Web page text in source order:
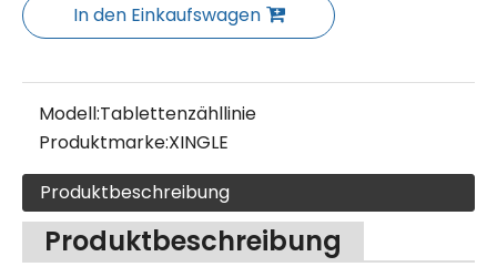
In den Einkaufswagen
Modell:Tablettenzähllinie
Produktmarke:XINGLE
Produktbeschreibung
Produktbeschreibung